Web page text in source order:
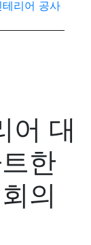
리어 공사
어 대
한
의